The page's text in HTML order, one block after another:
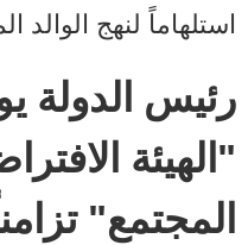
استلهاماً لنهج
رئيس الدولة
"الهيئة
المجتمع"